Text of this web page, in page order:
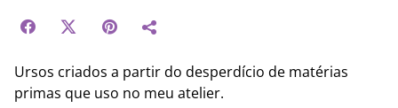
Ursos criados a partir do desperdício de matérias
primas que uso no meu atelier.